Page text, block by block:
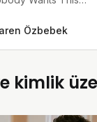
ve
Özbebek
kimlik